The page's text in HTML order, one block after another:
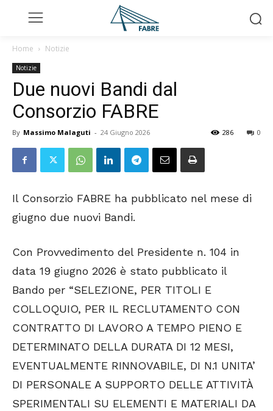
Home Notizie
Notizie
Due nuovi Bandi dal
Consorzio FABRE
By Massimo Malaguti - 24 Giugno 2026 0
286
Il Consorzio FABRE ha pubblicato nel mese di
giugno due nuovi Bandi.
Con Provvedimento del Presidente n. 104 in
data 19 giugno 2026 è stato pubblicato il
Bando per “SELEZIONE, PER TITOLI E
COLLOQUIO, PER IL RECLUTAMENTO CON
CONTRATTO DI LAVORO A TEMPO PIENO E
DETERMINATO DELLA DURATA DI 12 MESI,
EVENTUALMENTE RINNOVABILE, DI N.1 UNITA’
DI PERSONALE A SUPPORTO DELLE ATTIVITÀ
SPERIMENTALI SU ELEMENTI E MATERIALI DA